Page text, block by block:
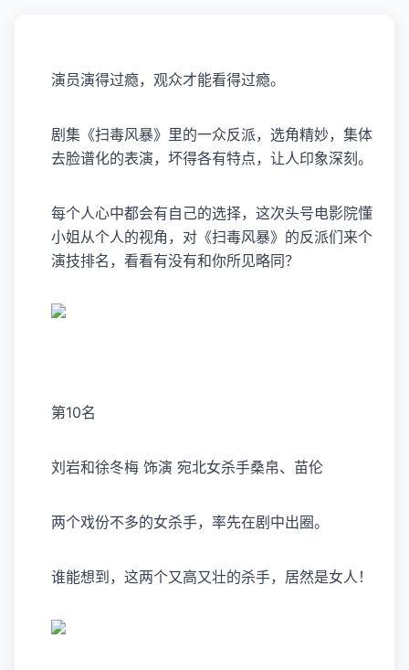
演员演得过瘾，观众才能看得过瘾。
剧集《扫毒风暴》里的一众反派，选角精妙，集体
去脸谱化的表演，坏得各有特点，让人印象深刻。
每个人心中都会有自己的选择，这次头号电影院懂
小姐从个人的视角，对《扫毒风暴》的反派们来个
演技排名，看看有没有和你所见略同？
第10名
刘岩和徐冬梅 饰演 宛北女杀手桑帛、苗伦
两个戏份不多的女杀手，率先在剧中出圈。
谁能想到，这两个又高又壮的杀手，居然是女人！